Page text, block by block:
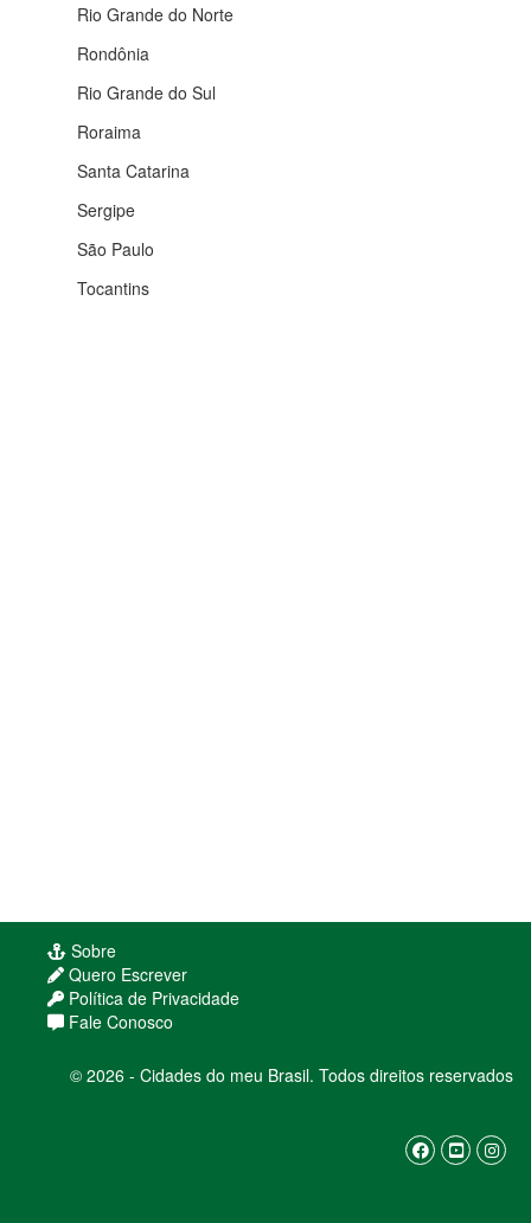
Rio Grande do Norte
Rondônia
Rio Grande do Sul
Roraima
Santa Catarina
Sergipe
São Paulo
Tocantins
Sobre
Quero Escrever
Política de Privacidade
Fale Conosco
© 2026 - Cidades do meu Brasil. Todos direitos reservados